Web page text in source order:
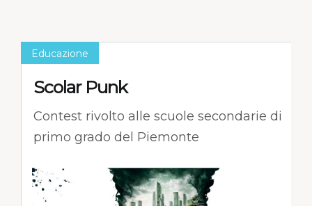
Educazione
Scolar Punk
Contest rivolto alle scuole secondarie di
primo grado del Piemonte